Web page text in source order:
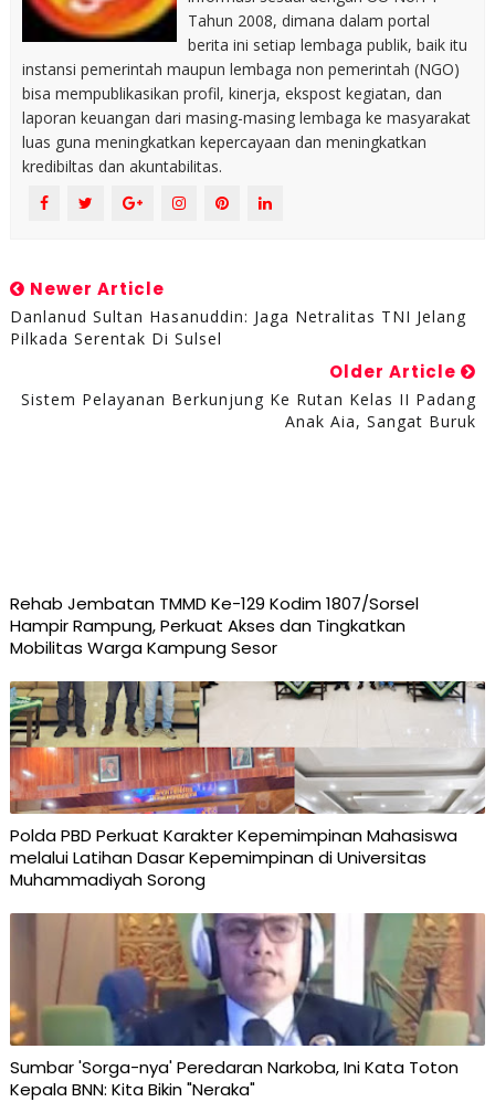
Tahun 2008, dimana dalam portal
berita ini setiap lembaga publik, baik itu
instansi pemerintah maupun lembaga non pemerintah (NGO)
bisa mempublikasikan profil, kinerja, ekspost kegiatan, dan
laporan keuangan dari masing-masing lembaga ke masyarakat
luas guna meningkatkan kepercayaan dan meningkatkan
kredibiltas dan akuntabilitas.
Newer Article
Danlanud Sultan Hasanuddin: Jaga Netralitas TNI Jelang
Pilkada Serentak Di Sulsel
Older Article
Sistem Pelayanan Berkunjung Ke Rutan Kelas II Padang
Anak Aia, Sangat Buruk
Rehab Jembatan TMMD Ke-129 Kodim 1807/Sorsel
Hampir Rampung, Perkuat Akses dan Tingkatkan
Mobilitas Warga Kampung Sesor
Polda PBD Perkuat Karakter Kepemimpinan Mahasiswa
melalui Latihan Dasar Kepemimpinan di Universitas
Muhammadiyah Sorong
Sumbar 'Sorga-nya' Peredaran Narkoba, Ini Kata Toton
Kepala BNN: Kita Bikin "Neraka"